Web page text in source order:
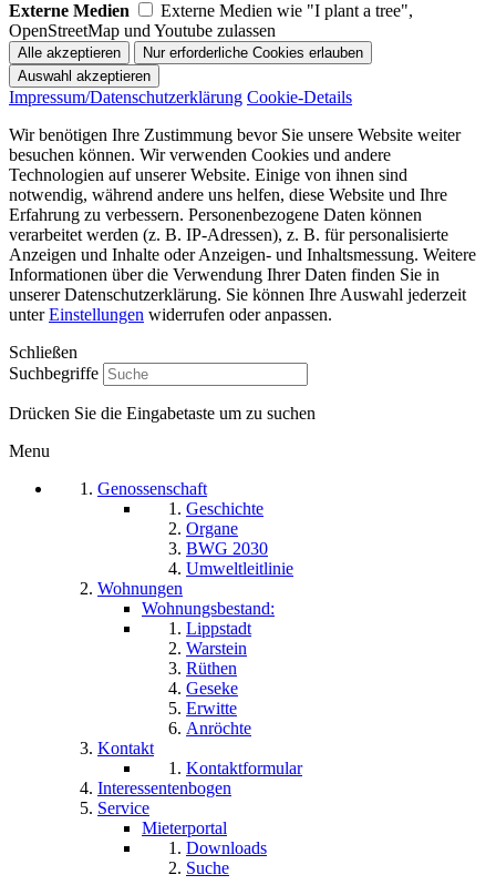
Externe Medien
Externe Medien wie "I plant a tree",
OpenStreetMap und Youtube zulassen
Impressum/Datenschutzerklärung Cookie-Details
Wir benötigen Ihre Zustimmung bevor Sie unsere Website weiter
besuchen können. Wir verwenden Cookies und andere
Technologien auf unserer Website. Einige von ihnen sind
notwendig, während andere uns helfen, diese Website und Ihre
Erfahrung zu verbessern. Personenbezogene Daten können
verarbeitet werden (z. B. IP-Adressen), z. B. für personalisierte
Anzeigen und Inhalte oder Anzeigen- und Inhaltsmessung. Weitere
Informationen über die Verwendung Ihrer Daten finden Sie in
unserer Datenschutzerklärung. Sie können Ihre Auswahl jederzeit
unterEinstellungen widerrufen oder anpassen.
Schließen
Suchbegriffe
Drücken Sie die Eingabetaste um zu suchen
Menu
Genossenschaft
Geschichte
Organe
BWG 2030
Umweltleitlinie
Wohnungen
Wohnungsbestand:
Lippstadt
Warstein
Rüthen
Geseke
Erwitte
Anröchte
Kontakt
Kontaktformular
Interessentenbogen
Service
Mieterportal
Downloads
Suche